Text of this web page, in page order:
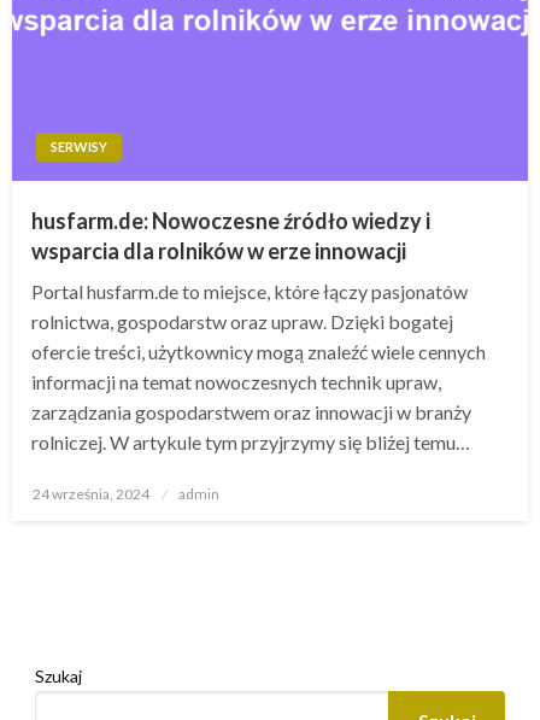
SERWISY
husfarm.de: Nowoczesne źródło wiedzy i
wsparcia dla rolników w erze innowacji
Portal husfarm.de to miejsce, które łączy pasjonatów
rolnictwa, gospodarstw oraz upraw. Dzięki bogatej
ofercie treści, użytkownicy mogą znaleźć wiele cennych
informacji na temat nowoczesnych technik upraw,
zarządzania gospodarstwem oraz innowacji w branży
rolniczej. W artykule tym przyjrzymy się bliżej temu…
Opublikowane
24 września, 2024 admin
Szukaj